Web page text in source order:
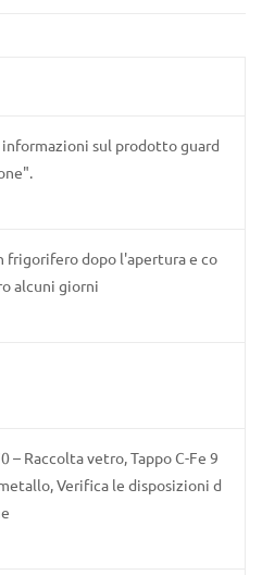
sul prodotto guard
frigorifero dopo l'apertura e co
alcuni giorni
– Raccolta vetro, Tappo C-Fe 9
Verifica le disposizioni d